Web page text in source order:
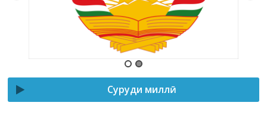
Суруди миллӣ